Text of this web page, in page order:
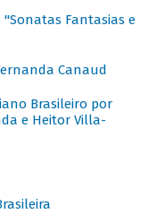
Fantasias e
Canaud
Brasileiro por
e Heitor Villa-